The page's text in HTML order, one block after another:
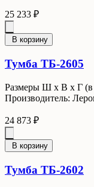
25 233 ₽
В корзину
Тумба ТБ-2605
Размеры Ш x В x Г (в
Производитель:
24 873 ₽
В корзину
Тумба ТБ-2602